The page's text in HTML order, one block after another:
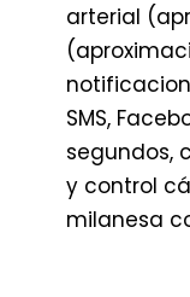
arterial
SMS,
segundos,
y control
milanesa